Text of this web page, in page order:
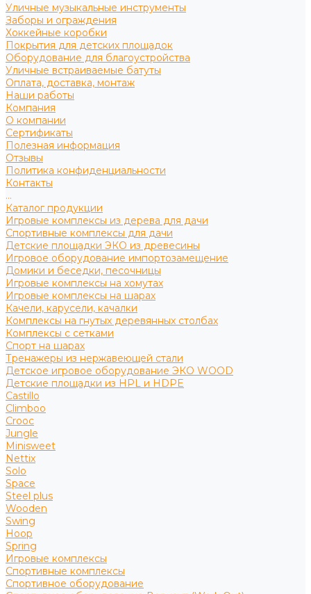
Уличные музыкальные инструменты
Заборы и ограждения
Хоккейные коробки
Покрытия для детских площадок
Оборудование для благоустройства
Уличные встраиваемые батуты
Оплата, доставка, монтаж
Наши работы
Компания
О компании
Сертификаты
Полезная информация
Отзывы
Политика конфиденциальности
Контакты
...
Каталог продукции
Игровые комплексы из дерева для дачи
Спортивные комплексы для дачи
Детские площадки ЭКО из древесины
Игровое оборудование импортозамещение
Домики и беседки, песочницы
Игровые комплексы на хомутах
Игровые комплексы на шарах
Качели, карусели, качалки
Комплексы на гнутых деревянных столбах
Комплексы с сетками
Спорт на шарах
Тренажеры из нержавеющей стали
Детское игровое оборудование ЭКО WOOD
Детские площадки из HPL и HDPE
Castillo
Climboo
Crooc
Jungle
Minisweet
Nettix
Solo
Space
Steel plus
Wooden
Swing
Hoop
Spring
Игровые комплексы
Спортивные комплексы
Спортивное оборудование